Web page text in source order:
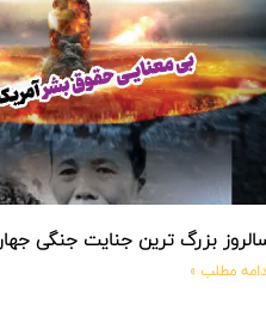
بزرگ ترین جنایت جنگی
مطلب »